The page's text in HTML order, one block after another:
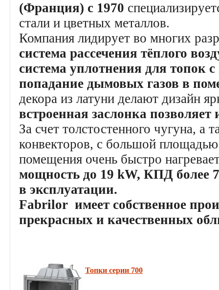
(Франция) c 1970
стали и цветных металлов.
Компания лидирует во многих
система рассечения тёплого
система уплотнения для топок
попадание дымовых газов в
декора из латуни делают дизайн
встроенная заслонка
За счет толстостенного чугуна, а
конвекторов, с большой
помещения очень быстро
мощность до 19 kW, КПД более
в эксплуатации.
Fabrilor имеет собственное
прекрасных и качественных
Топки серии 700